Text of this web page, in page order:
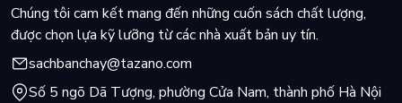
Chúng tôi cam kết mang đến những cuốn sách chất lượng,
được chọn lựa kỹ lưỡng từ các nhà xuất bản uy tín.
sachbanchay@tazano.com
Số 5 ngõ Dã Tượng, phường Cửa Nam, thành phố Hà Nội